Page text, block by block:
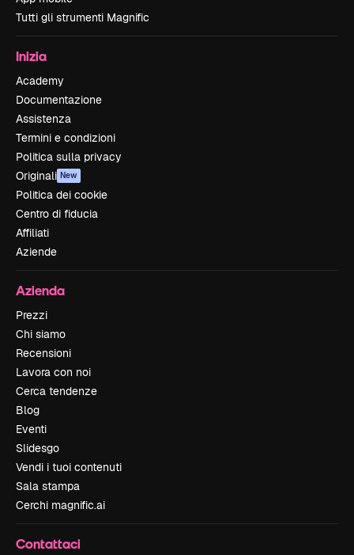
Tutti gli strumenti Magnific
Inizia
Academy
Documentazione
Assistenza
Termini e condizioni
Politica sulla privacy
Originali New
Politica dei cookie
Centro di fiducia
Affiliati
Aziende
Azienda
Prezzi
Chi siamo
Recensioni
Lavora con noi
Cerca tendenze
Blog
Eventi
Slidesgo
Vendi i tuoi contenuti
Sala stampa
Cerchi magnific.ai
Contattaci